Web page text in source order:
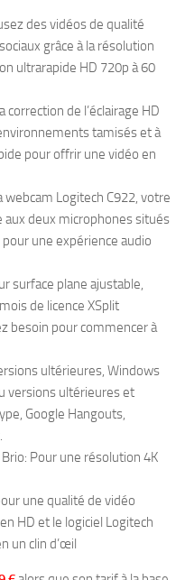
des vidéos de qualité
grâce à la résolution
ultrarapide HD 720p à 60
de l’éclairage HD
tamisés et à
pour offrir une vidéo en
webcam Logitech C922, votre
aux deux microphones situés
une expérience audio
surface plane ajustable,
de licence XSplit
besoin pour commencer à
ultérieures, Windows
versions ultérieures et
Google Hangouts,
Pour une résolution 4K
une qualité de vidéo
HD et le logiciel Logitech
un clin d’œil